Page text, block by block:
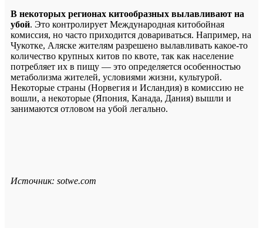
В некоторых регионах китообразных вылавливают на
убой. Это контролирует Международная китобойная
комиссия, но часто приходится довариваться. Например, на
Чукотке, Аляске жителям разрешено вылавливать какое-то
количество крупных китов по квоте, так как население
потребляет их в пищу — это определяется особенностью
метаболизма жителей, условиями жизни, культурой.
Некоторые страны (Норвегия и Исландия) в комиссию не
вошли, а некоторые (Япония, Канада, Дания) вышли и
занимаются отловом на убой легально.
Источник: sotwe.com